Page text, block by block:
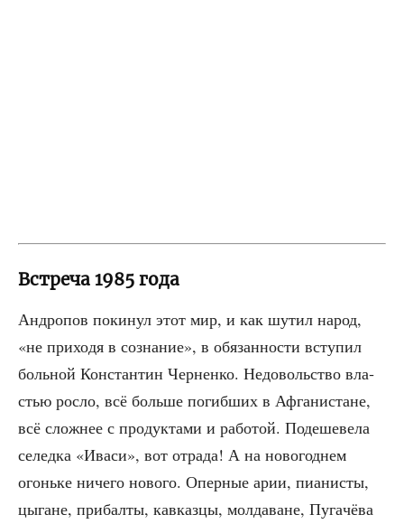
Встреча 1985 года
Андро­пов поки­нул этот мир, и как шутил народ,
«не при­хо­дя в созна­ние», в обя­зан­но­сти всту­пил
боль­ной Кон­стан­тин Чер­нен­ко. Недо­воль­ство вла­
стью рос­ло, всё боль­ше погиб­ших в Афга­ни­стане,
всё слож­нее с про­дук­та­ми и рабо­той. Поде­ше­ве­ла
селед­ка «Ива­си», вот отра­да! А на ново­год­нем
огонь­ке ниче­го ново­го. Опер­ные арии, пиа­ни­сты,
цыгане, при­бал­ты, кав­каз­цы, мол­да­ване, Пуга­чё­ва